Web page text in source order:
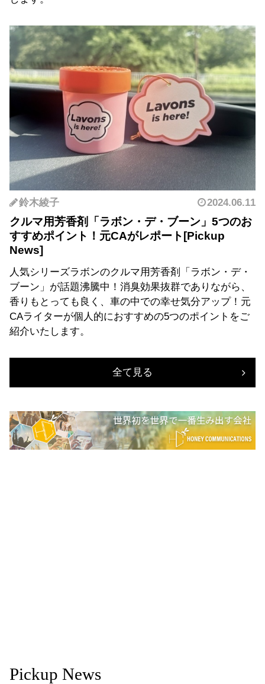
鈴木綾子 2024.06.11
クルマ用芳香剤「ラボン・デ・ブーン」5つのお
すすめポイント！元CAがレポート
人気シリーズラボンのクルマ用芳香剤「ラボン・デ・
ブーン」が話題沸騰中！消臭効果抜群でありながら、
香りもとっても良く、車の中での幸せ気分アップ！元
CAライターが個人的におすすめの5つのポイントをご
紹介いたします。
全て見る
Pickup News